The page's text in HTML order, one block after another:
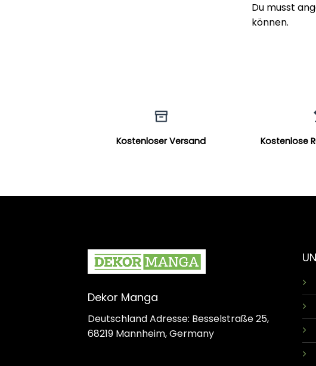
Du musst
können.
Kostenloser Versand Kostenlose
Dekor Manga
Deutschland Adresse: Besselstraße 25,
68219 Mannheim, Germany